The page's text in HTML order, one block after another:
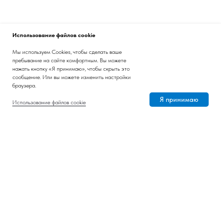
Использование файлов cookie
Мы используем Cookies, чтобы сделать ваше
пребывание на сайте комфортным. Вы можете
нажать кнопку «Я принимаю», чтобы скрыть это
сообщение. Или вы можете изменить настройки
браузера.
Использование файлов cookie Я принимаю